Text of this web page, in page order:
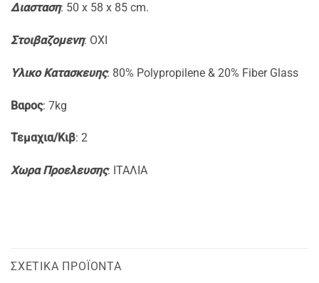
Διασταση: 50 x 58 x 85 cm.
Στοιβαζομενη: OXI
Yλικο Κατασκευης: 80% Polypropilene & 20% Fiber Glass
Βαρος: 7kg
Τεμαχια/Κιβ: 2
Xωρα Προελευσης: ITAΛΙΑ
ΣΧΕΤΙΚΆ ΠΡΟΪΌΝΤΑ